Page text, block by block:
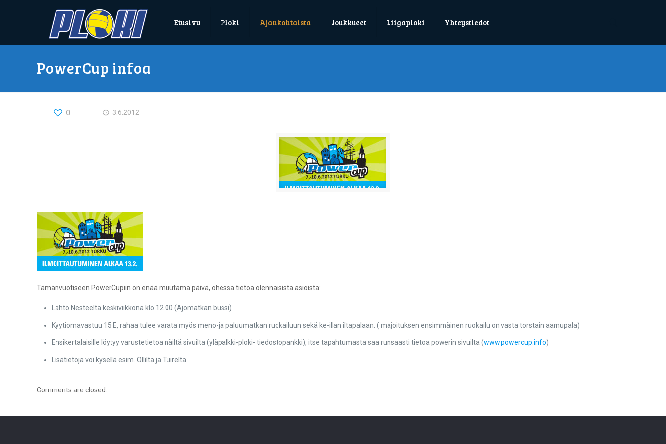
Etusivu Ploki Ajankohtaista Joukkueet Liigaploki Yhteystiedot
PowerCup infoa
0 3.6.2012
Tämänvuotiseen PowerCupiin on enää muutama päivä, ohessa tietoa olennaisista asioista:
Lähtö Nesteeltä keskiviikkona klo 12.00 (Ajomatkan bussi)
Kyytiomavastuu 15 E, rahaa tulee varata myös meno-ja paluumatkan ruokailuun sekä ke-illan iltapalaan. ( majoituksen ensimmäinen ruokailu on vasta torstain aamupala)
Ensikertalaisille löytyy varustetietoa näiltä sivuilta (yläpalkki-ploki- tiedostopankki), itse tapahtumasta saa runsaasti tietoa powerin sivuilta (www.powercup.info)
Lisätietoja voi kysellä esim. Ollilta ja Tuirelta
Comments are closed.